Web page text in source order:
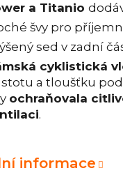
a Titanio
švy pro
sed v zadní
cyklistická
a tloušťku
ochraňovala
.
informace